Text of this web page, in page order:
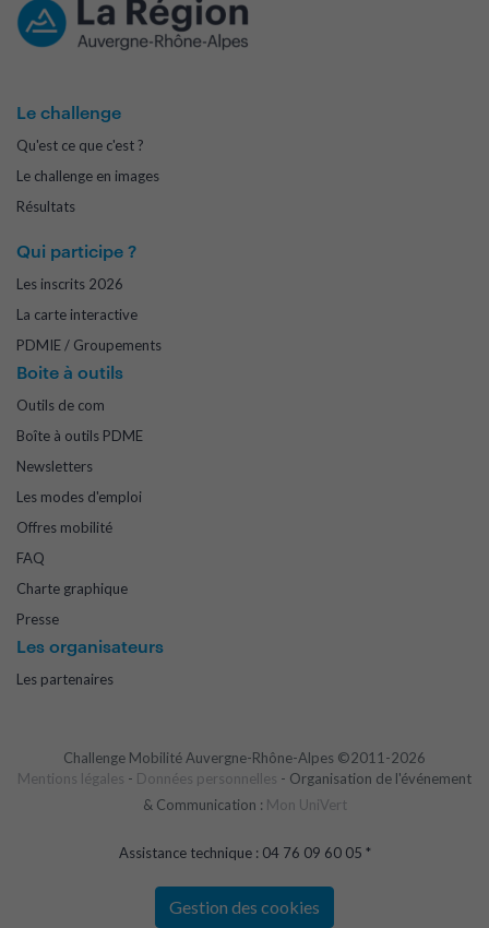
Le challenge
Qu'est ce que c'est ?
Le challenge en images
Résultats
Qui participe ?
Les inscrits 2026
La carte interactive
PDMIE / Groupements
Boite à outils
Outils de com
Boîte à outils PDME
Newsletters
Les modes d'emploi
Offres mobilité
FAQ
Charte graphique
Presse
Les organisateurs
Les partenaires
Challenge Mobilité Auvergne-Rhône-Alpes ©2011-2026
Mentions légales - Données personnelles - Organisation de l'événement
& Communication : Mon UniVert
Assistance technique : 04 76 09 60 05 *
Gestion des cookies